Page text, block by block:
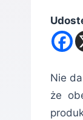
Nie
że